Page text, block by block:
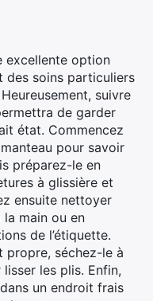
excellente option
des soins particuliers
suivre
de garder
état. Commencez
pour savoir
préparez-le en
à glissière et
ensuite nettoyer
main ou en
de l’étiquette.
propre, séchez-le à
les plis. Enfin,
un endroit frais